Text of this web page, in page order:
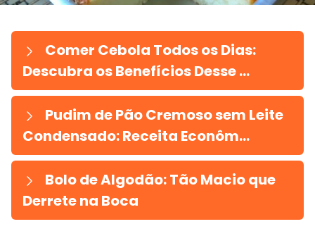
Comer Cebola Todos os Dias:
Descubra os Benefícios Desse ...
Pudim de Pão Cremoso sem Leite
Condensado: Receita Econôm...
Bolo de Algodão: Tão Macio que
Derrete na Boca